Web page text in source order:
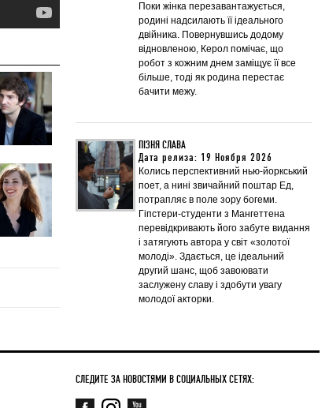
Поки жінка перезавантажується,
родині надсилають її ідеального
двійника. Повернувшись додому
відновленою, Керол помічає, що
робот з кожним днем заміщує її все
більше, тоді як родина перестає
бачити межу.
ПІЗНЯ СЛАВА
Дата релиза: 19 Ноября 2026
Колись перспективний нью-йоркський
поет, а нині звичайний поштар Ед,
потрапляє в поле зору богеми.
Гіпстери-студенти з Мангеттена
перевідкривають його забуте видання
і затягують автора у світ «золотої
молоді». Здається, це ідеальний
другий шанс, щоб завоювати
заслужену славу і здобути увагу
молодої акторки.
СЛЕДИТЕ ЗА НОВОСТЯМИ В СОЦИАЛЬНЫХ СЕТЯХ: